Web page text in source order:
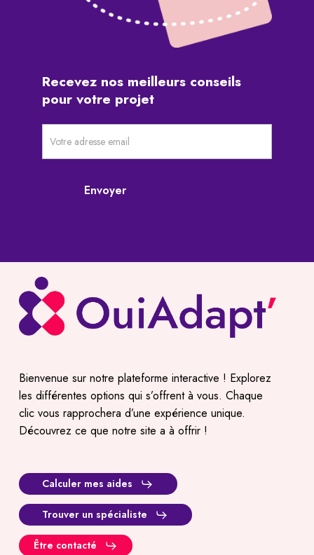
Recevez nos meilleurs conseils
pour votre projet
pré-
Envoyer
Bienvenue sur notre plateforme interactive ! Explorez
les différentes options qui s’offrent à vous. Chaque
clic vous rapprochera d’une expérience unique.
Découvrez ce que notre site a à offrir !
Calculer mes aides
Trouver un spécialiste
Être contacté